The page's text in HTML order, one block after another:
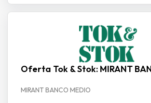
Oferta Tok & Stok: MIRANT
MIRANT BANCO MEDIO